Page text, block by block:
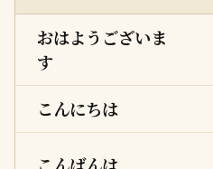
おはようございま
す
こんにちは